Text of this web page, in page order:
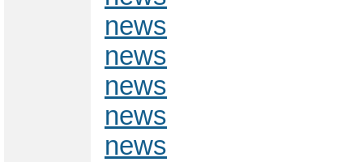
news
news
news
news
news